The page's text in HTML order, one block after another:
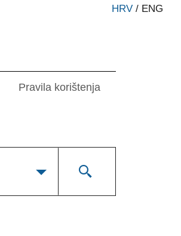
HRV / ENG
Pravila korištenja